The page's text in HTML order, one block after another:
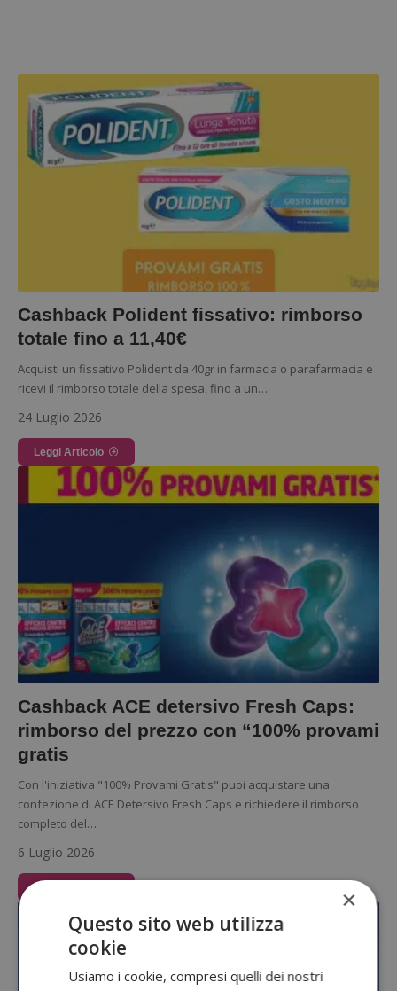
Cashback Polident fissativo: rimborso
totale fino a 11,40€
Acquisti un fissativo Polident da 40gr in farmacia o parafarmacia e
ricevi il rimborso totale della spesa, fino a un…
24 Luglio 2026
Leggi Articolo
Cashback ACE detersivo Fresh Caps:
rimborso del prezzo con “100% provami
gratis
Con l'iniziativa "100% Provami Gratis" puoi acquistare una
confezione di ACE Detersivo Fresh Caps e richiedere il rimborso
completo del…
6 Luglio 2026
Leggi Articolo ×
Questo sito web utilizza
cookie
Usiamo i cookie, compresi quelli dei nostri